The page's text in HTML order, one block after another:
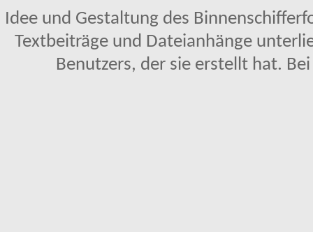
Idee und Gestaltung des
Textbeiträge und Dateianhänge
Benutzers, der sie erstellt hat.